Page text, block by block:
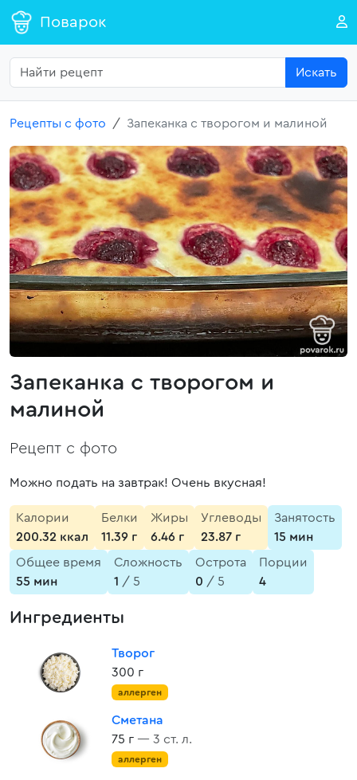
Поварок
Искать
Рецепты с фото Запеканка с творогом и малиной
Запеканка с творогом и
малиной
Рецепт с фото
Можно подать на завтрак! Очень вкусная!
Калории
200.32 ккал
Белки
11.39 г
Жиры
6.46 г
Углеводы
23.87 г
Занятость
15 мин
Общее время
55 мин
Сложность
1 / 5
Острота
0 / 5
Порции
4
Ингредиенты
Творог
300 г
аллерген
Сметана
75 г — 3 ст. л.
аллерген